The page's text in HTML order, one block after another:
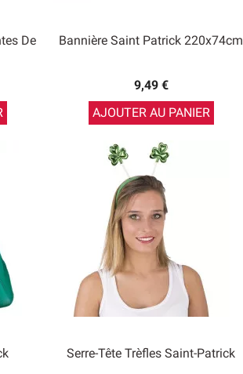
De
Bannière Saint Patrick 220x74cm
9,49 €
AJOUTER AU PANIER
Serre-Tête Trèfles Saint-Patrick